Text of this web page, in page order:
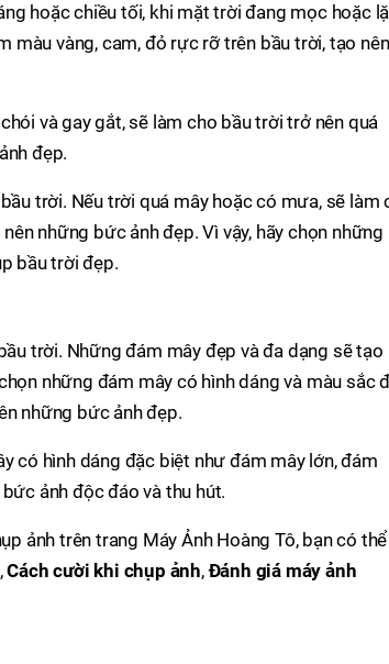
hoặc chiều tối, khi mặt trời đang mọc hoặc
màu vàng, cam, đỏ rực rỡ trên bầu trời, tạo nên
và gay gắt, sẽ làm cho bầu trời trở nên quá
đẹp.
trời. Nếu trời quá mây hoặc có mưa, sẽ làm
những bức ảnh đẹp. Vì vậy, hãy chọn những
bầu trời đẹp.
trời. Những đám mây đẹp và đa dạng sẽ tạo
những đám mây có hình dáng và màu sắc
những bức ảnh đẹp.
có hình dáng đặc biệt như đám mây lớn, đám
ảnh độc đáo và thu hút.
ảnh trên trang Máy Ảnh Hoàng Tô, bạn có thể
,Cách cười khi chụp ảnh,Đánh giá máy ảnh